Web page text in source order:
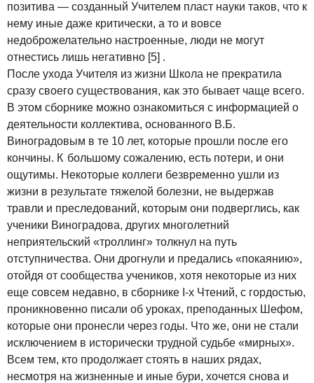
позитива — созданный Учителем пласт науки таков, что к
нему иные даже критически, а то и вовсе
недоброжелательно настроенные, люди не могут
отнестись лишь негативно [5] .
После ухода Учителя из жизни Школа не прекратила
сразу своего существования, как это бывает чаще всего.
В этом сборнике можно ознакомиться с информацией о
деятельности коллектива, основанного В.Б.
Виноградовым в те 10 лет, которые прошли после его
кончины. К большому сожалению, есть потери, и они
ощутимы. Некоторые коллеги безвременно ушли из
жизни в результате тяжелой болезни, не выдержав
травли и преследований, которым они подверглись, как
ученики Виноградова, других многолетний
неприятельский «троллинг» толкнул на путь
отступничества. Они дрогнули и предались «покаянию»,
отойдя от сообщества учеников, хотя некоторые из них
еще совсем недавно, в сборнике I-х Чтений, с гордостью,
проникновенно писали об уроках, преподанных Шефом,
которые они пронесли через годы. Что же, они не стали
исключением в исторически трудной судьбе «мирных».
Всем тем, кто продолжает стоять в наших рядах,
несмотря на жизненные и иные бури, хочется снова и